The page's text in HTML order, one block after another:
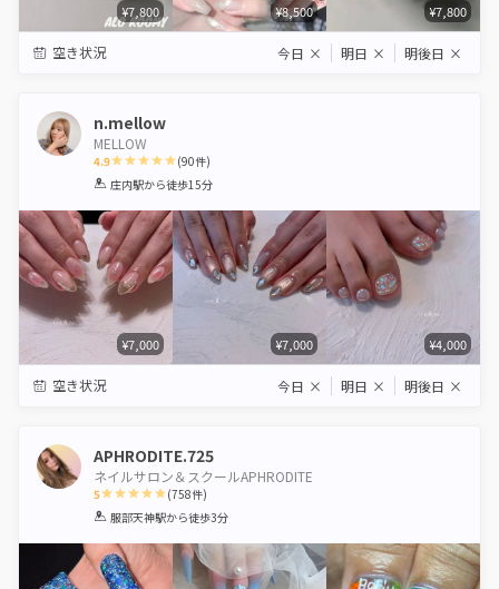
¥7,800 ¥8,500 ¥7,800
空き状況 今日 × 明日 × 明後日 ×
n.mellow
MELLOW
4.9
1 2 3 4 5
(90件)
庄内駅から徒歩15分
¥7,000 ¥7,000 ¥4,000
空き状況 今日 × 明日 × 明後日 ×
APHRODITE.725
ネイルサロン＆スクールAPHRODITE
5
1 2 3 4 5
(758件)
服部天神駅から徒歩3分